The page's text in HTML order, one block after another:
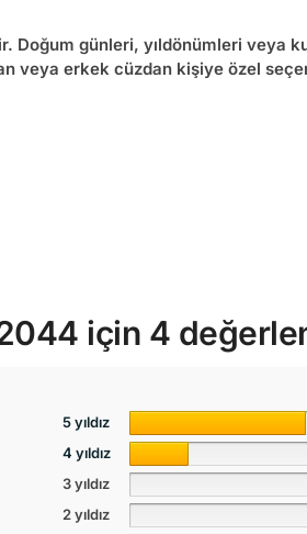
Doğum günleri, yıldönümleri veya
veyaerkek cüzdan kişiye özel
için 4
5 yıldız
4 yıldız
3 yıldız
2 yıldız